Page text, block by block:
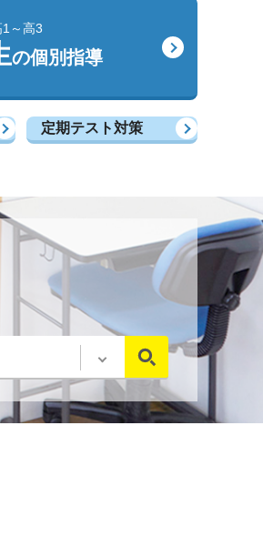
1～高3
の個別指導
定期テスト対策